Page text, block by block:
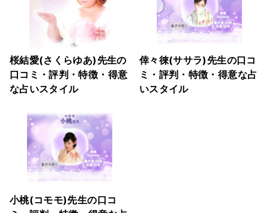
桜結愛(さくらゆあ)先生の
口コミ・評判・特徴・得意
な占いスタイル
倖々徠(ササラ)先生の口コ
ミ・評判・特徴・得意な占
いスタイル
小桃(コモモ)先生の口コ